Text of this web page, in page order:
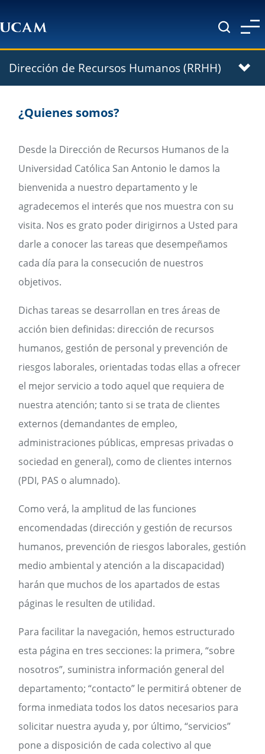
Dirección de Recursos Humanos (RRHH)
¿Quienes somos?
Desde la Dirección de Recursos Humanos de la
Universidad Católica San Antonio le damos la
bienvenida a nuestro departamento y le
agradecemos el interés que nos muestra con su
visita. Nos es grato poder dirigirnos a Usted para
darle a conocer las tareas que desempeñamos
cada día para la consecución de nuestros
objetivos.
Dichas tareas se desarrollan en tres áreas de
acción bien definidas: dirección de recursos
humanos, gestión de personal y prevención de
riesgos laborales, orientadas todas ellas a ofrecer
el mejor servicio a todo aquel que requiera de
nuestra atención; tanto si se trata de clientes
externos (demandantes de empleo,
administraciones públicas, empresas privadas o
sociedad en general), como de clientes internos
(PDI, PAS o alumnado).
Como verá, la amplitud de las funciones
encomendadas (dirección y gestión de recursos
humanos, prevención de riesgos laborales, gestión
medio ambiental y atención a la discapacidad)
harán que muchos de los apartados de estas
páginas le resulten de utilidad.
Para facilitar la navegación, hemos estructurado
esta página en tres secciones: la primera, “sobre
nosotros”, suministra información general del
departamento; “contacto” le permitirá obtener de
forma inmediata todos los datos necesarios para
solicitar nuestra ayuda y, por último, “servicios”
pone a disposición de cada colectivo al que